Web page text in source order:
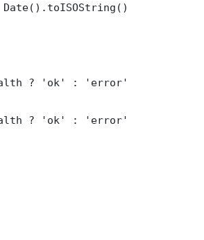
Date().toISOString()
? 'ok' : 'error'
? 'ok' : 'error'